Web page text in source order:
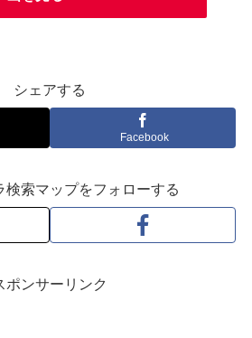
シェアする
Facebook
検索マップをフォローする
ポンサーリンク